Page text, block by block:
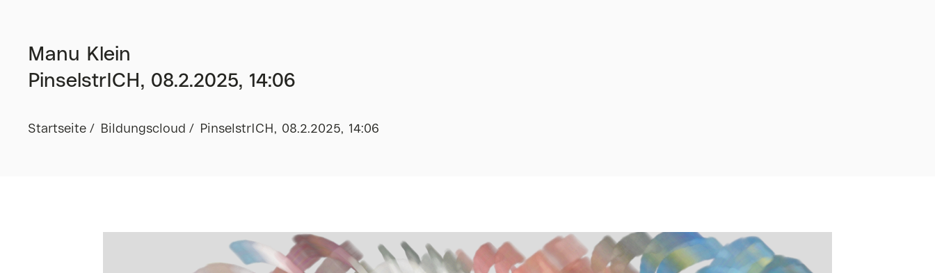
Manu Klein
PinselstrICH, 08.2.2025, 14:06
Startseite Bildungscloud PinselstrICH, 08.2.2025, 14:06